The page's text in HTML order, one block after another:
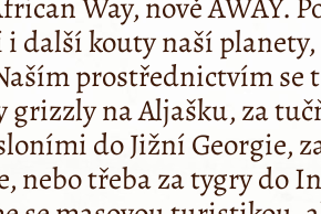
další kouty naší
prostřednictvím se
grizzly na Aljašku, za
do Jižní Georgie,
nebo třeba za tygry do